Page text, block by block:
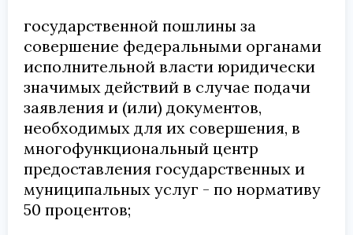
государственной пошлины за
совершение федеральными органами
исполнительной власти юридически
значимых действий в случае подачи
заявления и (или) документов,
необходимых для их совершения, в
многофункциональный центр
предоставления государственных и
муниципальных услуг - по нормативу
50 процентов;